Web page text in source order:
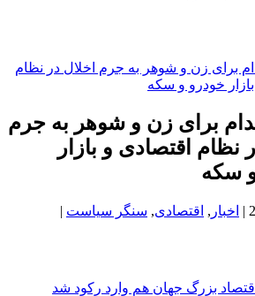
برای زن و شوهر به جرم
نظام اقتصادی و بازار
سکه
| اخبار , اقتصادی, سنگر سیاست |